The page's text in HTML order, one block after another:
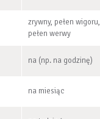
zrywny, pełen wigoru,
pełen werwy
na (np. na godzinę)
na miesiąc